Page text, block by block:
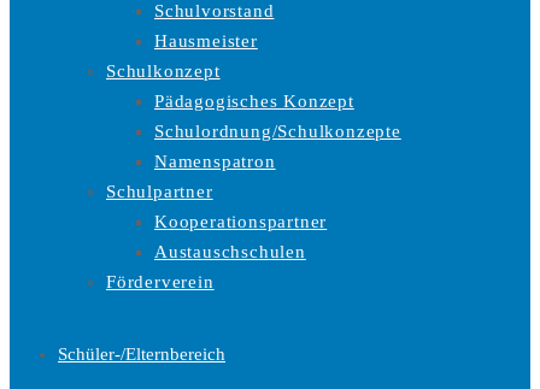
Schulvorstand
Hausmeister
Schulkonzept
Pädagogisches Konzept
Schulordnung/Schulkonzepte
Namenspatron
Schulpartner
Kooperationspartner
Austauschschulen
Förderverein
Schüler-/Elternbereich